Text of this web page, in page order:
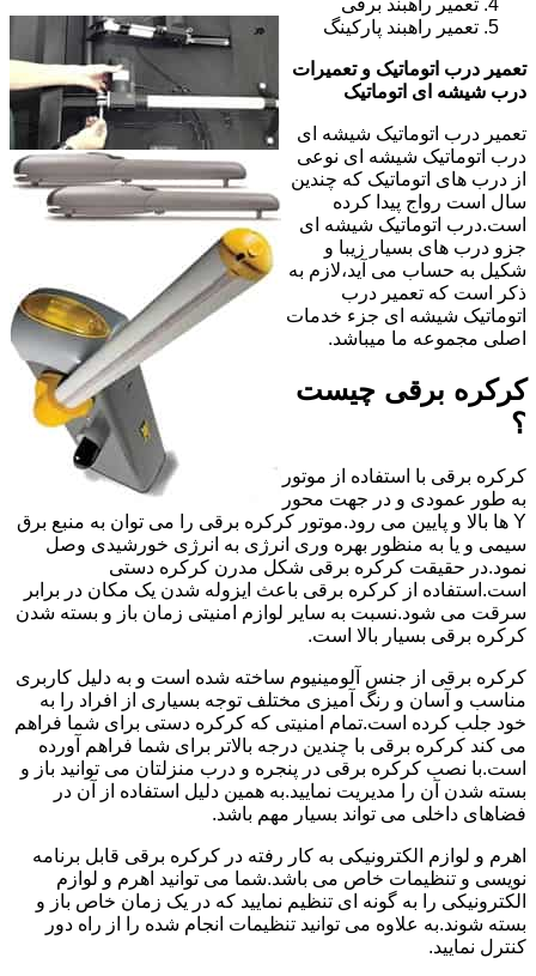
تعمیر راهبند برقی
تعمیر راهبند پارکینگ
تعمیر درب اتوماتیک و تعمیرات
درب شیشه ای اتوماتیک
تعمیر درب اتوماتیک شیشه ای
درب اتوماتیک شیشه ای نوعی
از درب های اتوماتیک که چندین
سال است رواج پیدا کرده
است.درب اتوماتیک شیشه ای
جزو درب های بسیار زیبا و
شکیل به حساب می آید،لازم به
ذکر است که تعمیر درب
اتوماتیک شیشه ای جزء خدمات
اصلی مجموعه ما میباشد.
کرکره برقی چیست
؟
کرکره برقی با استفاده از موتور
به طور عمودی و در جهت محور
Y ها بالا و پایین می رود.موتور کرکره برقی را می توان به منبع برق
سیمی و یا به منظور بهره وری انرژی به انرژی خورشیدی وصل
نمود.در حقیقت کرکره برقی شکل مدرن کرکره دستی
است.استفاده از کرکره برقی باعث ایزوله شدن یک مکان در برابر
سرقت می شود.نسبت به سایر لوازم امنیتی زمان باز و بسته شدن
کرکره برقی بسیار بالا است.
کرکره برقی از جنس آلومینیوم ساخته شده است و به دلیل کاربری
مناسب و آسان و رنگ آمیزی مختلف توجه بسیاری از افراد را به
خود جلب کرده است.تمام امنیتی که کرکره دستی برای شما فراهم
می کند کرکره برقی با چندین درجه بالاتر برای شما فراهم آورده
است.با نصب کرکره برقی در پنجره و درب منزلتان می توانید باز و
بسته شدن آن را مدیریت نمایید.به همین دلیل استفاده از آن در
فضاهای داخلی می تواند بسیار مهم باشد.
اهرم و لوازم الکترونیکی به کار رفته در کرکره برقی قابل برنامه
نویسی و تنظیمات خاص می باشد.شما می توانید اهرم و لوازم
الکترونیکی را به گونه ای تنظیم نمایید که در یک زمان خاص باز و
بسته شوند.به علاوه می توانید تنظیمات انجام شده را از راه دور
کنترل نمایید.